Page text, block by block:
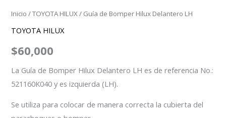
Inicio /TOYOTA HILUX/ Guía de Bomper Hilux Delantero LH
TOYOTA HILUX
$60,000
La Guía de Bomper Hilux Delantero LH es de referencia No.:
521160K040 y es izquierda (LH).
Se utiliza para colocar de manera correcta la cubierta del